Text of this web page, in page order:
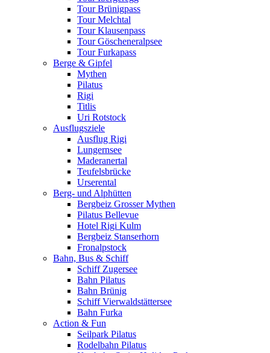
Tour Brünigpass
Tour Melchtal
Tour Klausenpass
Tour Göscheneralpsee
Tour Furkapass
Berge & Gipfel
Mythen
Pilatus
Rigi
Titlis
Uri Rotstock
Ausflugsziele
Ausflug Rigi
Lungernsee
Maderanertal
Teufelsbrücke
Urserental
Berg- und Alphütten
Bergbeiz Grosser Mythen
Pilatus Bellevue
Hotel Rigi Kulm
Bergbeiz Stanserhorn
Fronalpstock
Bahn, Bus & Schiff
Schiff Zugersee
Bahn Pilatus
Bahn Brünig
Schiff Vierwaldstättersee
Bahn Furka
Action & Fun
Seilpark Pilatus
Rodelbahn Pilatus